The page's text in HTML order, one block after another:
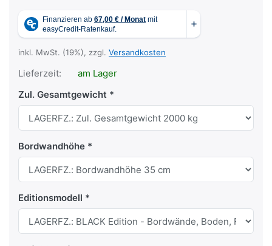
inkl. MwSt. (19%), zzgl. Versandkosten
Lieferzeit:
am Lager
Zul. Gesamtgewicht
Bordwandhöhe
Editionsmodell